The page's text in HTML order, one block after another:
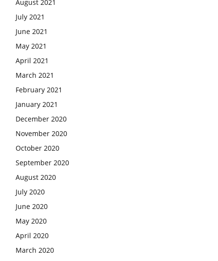
August 2021
July 2021
June 2021
May 2021
April 2021
March 2021
February 2021
January 2021
December 2020
November 2020
October 2020
September 2020
August 2020
July 2020
June 2020
May 2020
April 2020
March 2020